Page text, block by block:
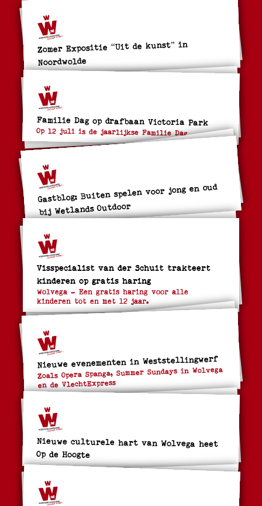
Zomer Expositie “Uit de kunst” in
Noordwolde
Familie Dag op drafbaan Victoria Park
Op 12 juli is de jaarlijkse Familie Dag
Gastblog: Buiten spelen voor jong en oud
bij Wetlands Outdoor
Visspecialist van der Schuit trakteert
kinderen op gratis haring
Wolvega – Een gratis haring voor alle
kinderen tot en met 12 jaar.
Nieuwe evenementen in Weststellingwerf
Zoals Opera Spanga, Summer Sundays in Wolvega
en de VlechtExpress
Nieuwe culturele hart van Wolvega heet
Op de Hoogte